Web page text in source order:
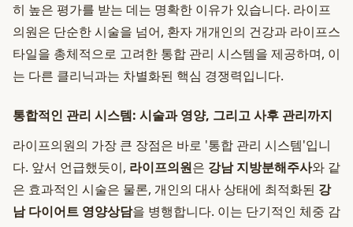
히 높은 평가를 받는 데는 명확한 이유가 있습니다. 라이프
의원은 단순한 시술을 넘어, 환자 개개인의 건강과 라이프스
타일을 총체적으로 고려한 통합 관리 시스템을 제공하며, 이
는 다른 클리닉과는 차별화된 핵심 경쟁력입니다.
통합적인 관리 시스템: 시술과 영양, 그리고 사후 관리까지
라이프의원의 가장 큰 장점은 바로 '통합 관리 시스템'입니
다. 앞서 언급했듯이, 라이프의원은 강남 지방분해주사와 같
은 효과적인 시술은 물론, 개인의 대사 상태에 최적화된 강
남 다이어트 영양상담을 병행합니다. 이는 단기적인 체중 감